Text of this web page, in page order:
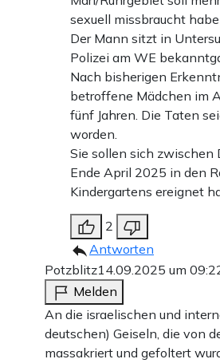
sexuell missbraucht
Der Mann sitzt in
Polizei am WE
Nach bisherigen
betroffene Mädchen im
fünf Jahren. Die Taten
worden.
Sie sollen sich zwischen
Ende April 2025 in den
Kindergartens ereignet
2
Antworten
Potzblitz14.09.2025 um
Melden
An die israelischen und
deutschen) Geiseln, die von
massakriert und gefoltert